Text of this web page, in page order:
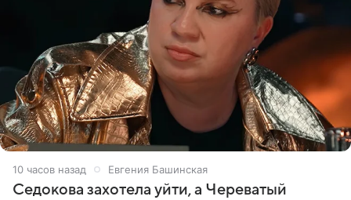
10 часов назад Евгения Башинская
Седокова захотела уйти, а Череватый